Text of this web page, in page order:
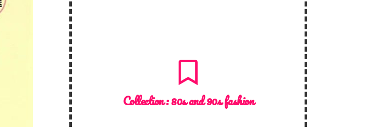
Collection :80s and 90s fashion